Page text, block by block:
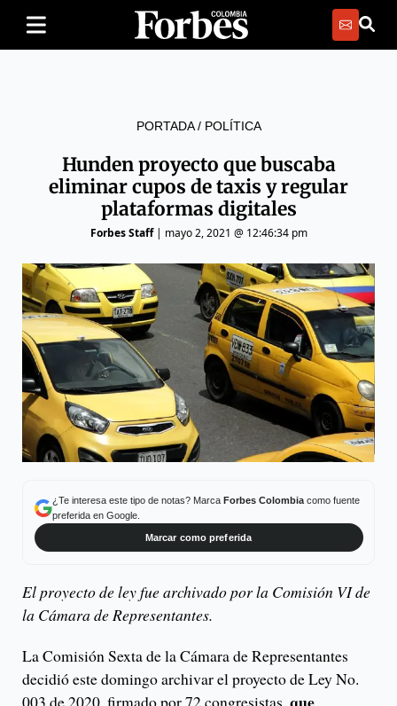
PORTADA/ POLÍTICA
Hunden proyecto que buscaba
eliminar cupos de taxis y regular
plataformas digitales
Forbes Staff| mayo 2, 2021 @ 12:46:34 pm
¿Te interesa este tipo de notas? Marca Forbes Colombiacomo fuente
preferida en Google.
Marcar como preferida
El proyecto de ley fue archivado por la Comisión VI de
la Cámara de Representantes.
La Comisión Sexta de la Cámara de Representantes
decidió este domingo archivar el proyecto de Ley No.